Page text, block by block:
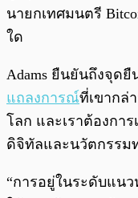
นายกเทศมนตรี
ใด
Adams ยืนยันถึงจุดยื
แถลงการณ์ที่เขากล่
โลก และเราต้องกา
ดิจิทัลและนวัตกรรม
“การอยู่ในระดับแน